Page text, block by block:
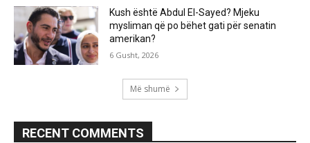
Kush është Abdul El-Sayed? Mjeku
mysliman që po bëhet gati për senatin
amerikan?
6 Gusht, 2026
Më shumë
RECENT COMMENTS